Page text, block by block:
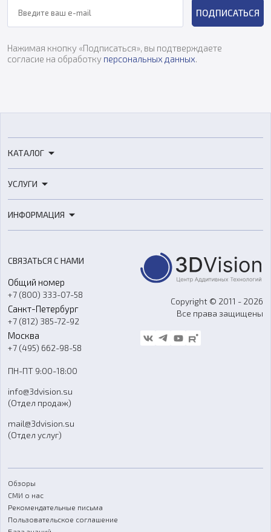
ПОДПИСАТЬСЯ
Нажимая кнопку «Подписаться», вы подтверждаете
согласие на обработку персональных данных.
КАТАЛОГ
3D-сканеры
Расходные материалы
Оборудование и материалы для вакуумного литья
Аксессуары и прочее оборудование
Программное обеспечение
УСЛУГИ
3D-моделирование
Ремонт и услуги
ИНФОРМАЦИЯ
О компании
Контакты
Гос. закупки
Стать дилером
Блог
FAQ
СВЯЗАТЬСЯ С НАМИ
Общий номер
+7 (800) 333-07-58
Санкт-Петербург
+7 (812) 385-72-92
Москва
+7 (495) 662-98-58
ПН-ПТ 9:00-18:00
info@3dvision.su
(Отдел продаж)
mail@3dvision.su
(Отдел услуг)
Copyright © 2011 - 2026
Все права защищены
Обзоры
СМИ о нас
Рекомендательные письма
Пользовательское соглашение